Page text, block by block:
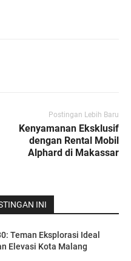
Postingan Lebih Baru
Kenyamanan Eksklusif
dengan Rental Mobil
Alphard di Makassar
INI
Teman Eksplorasi Ideal
Elevasi Kota Malang